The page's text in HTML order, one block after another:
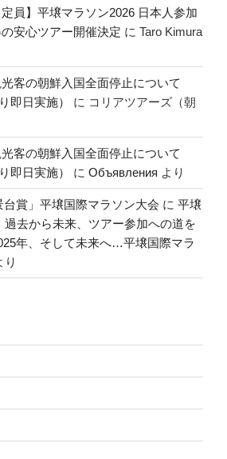
定員】平壌マラソン2026 日本人参加
安心ツアー開催決定 に Taro Kimura
光客の朝鮮入国全面停止について
即日実施）
に コリアツアーズ（朝
光客の朝鮮入国全面停止について
即日実施）
に Объявления より
台賞」平壌国際マラソン大会 に 平壌
過去から未来、ツアー参加への道を
年、そして未来へ…平壌国際マラ
り